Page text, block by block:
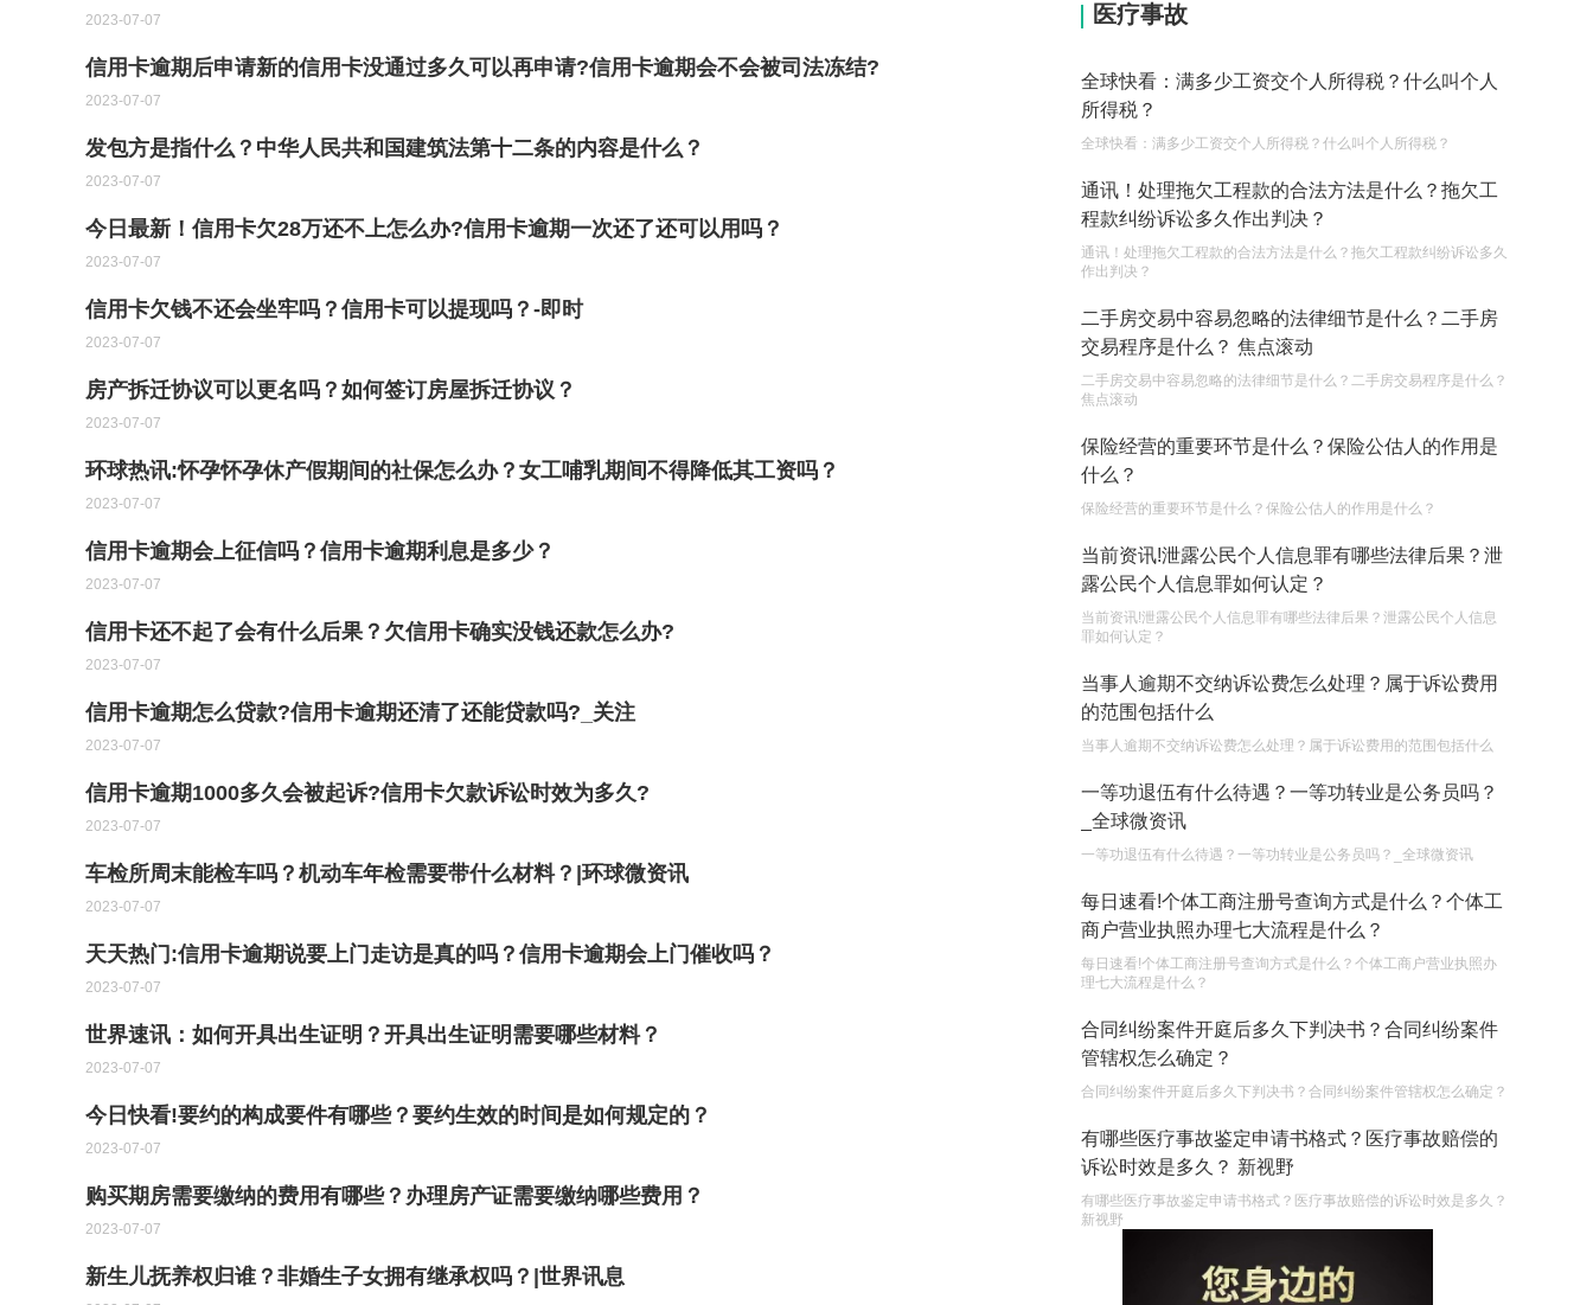
2023-07-07
信用卡逾期后申请新的信用卡没通过多久可以再申请?信用卡逾期会不会被司法冻结?
2023-07-07
发包方是指什么？中华人民共和国建筑法第十二条的内容是什么？
2023-07-07
今日最新！信用卡欠28万还不上怎么办?信用卡逾期一次还了还可以用吗？
2023-07-07
信用卡欠钱不还会坐牢吗？信用卡可以提现吗？-即时
2023-07-07
房产拆迁协议可以更名吗？如何签订房屋拆迁协议？
2023-07-07
环球热讯:怀孕怀孕休产假期间的社保怎么办？女工哺乳期间不得降低其工资吗？
2023-07-07
信用卡逾期会上征信吗？信用卡逾期利息是多少？
2023-07-07
信用卡还不起了会有什么后果？欠信用卡确实没钱还款怎么办?
2023-07-07
信用卡逾期怎么贷款?信用卡逾期还清了还能贷款吗?_关注
2023-07-07
信用卡逾期1000多久会被起诉?信用卡欠款诉讼时效为多久?
2023-07-07
车检所周末能检车吗？机动车年检需要带什么材料？|环球微资讯
2023-07-07
天天热门:信用卡逾期说要上门走访是真的吗？信用卡逾期会上门催收吗？
2023-07-07
世界速讯：如何开具出生证明？开具出生证明需要哪些材料？
2023-07-07
今日快看!要约的构成要件有哪些？要约生效的时间是如何规定的？
2023-07-07
购买期房需要缴纳的费用有哪些？办理房产证需要缴纳哪些费用？
2023-07-07
新生儿抚养权归谁？非婚生子女拥有继承权吗？|世界讯息
代理权的产生原因是什么？当我国没有外贸经营权
权利和责任是什么？
2023-05-04
单纯的遗产赠要缴税吗？
遗产继承必须要公证吗？
继承遗产的份额怎么分配？
2023-05-05
医疗事故
全球快看：满多少工资交个人所得税？什么叫个人
所得税？
全球快看：满多少工资交个人所得税？什么叫个人所得税？
通讯！处理拖欠工程款的合法方法是什么？拖欠工
程款纠纷诉讼多久作出判决？
通讯！处理拖欠工程款的合法方法是什么？拖欠工程款纠纷诉讼多久
作出判决？
二手房交易中容易忽略的法律细节是什么？二手房
交易程序是什么？ 焦点滚动
二手房交易中容易忽略的法律细节是什么？二手房交易程序是什么？
焦点滚动
保险经营的重要环节是什么？保险公估人的作用是
什么？
保险经营的重要环节是什么？保险公估人的作用是什么？
当前资讯!泄露公民个人信息罪有哪些法律后果？泄
露公民个人信息罪如何认定？
当前资讯!泄露公民个人信息罪有哪些法律后果？泄露公民个人信息
罪如何认定？
当事人逾期不交纳诉讼费怎么处理？属于诉讼费用
的范围包括什么
当事人逾期不交纳诉讼费怎么处理？属于诉讼费用的范围包括什么
一等功退伍有什么待遇？一等功转业是公务员吗？
_全球微资讯
一等功退伍有什么待遇？一等功转业是公务员吗？_全球微资讯
每日速看!个体工商注册号查询方式是什么？个体工
商户营业执照办理七大流程是什么？
每日速看!个体工商注册号查询方式是什么？个体工商户营业执照办
理七大流程是什么？
合同纠纷案件开庭后多久下判决书？合同纠纷案件
管辖权怎么确定？
合同纠纷案件开庭后多久下判决书？合同纠纷案件管辖权怎么确定？
有哪些医疗事故鉴定申请书格式？医疗事故赔偿的
诉讼时效是多久？ 新视野
有哪些医疗事故鉴定申请书格式？医疗事故赔偿的诉讼时效是多久？
新视野